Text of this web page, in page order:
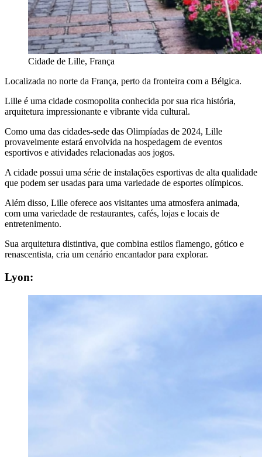
Cidade de Lille, França
Localizada no norte da França, perto da fronteira com a Bélgica.
Lille é uma cidade cosmopolita conhecida por sua rica história,
arquitetura impressionante e vibrante vida cultural.
Como uma das cidades-sede das Olimpíadas de 2024, Lille
provavelmente estará envolvida na hospedagem de eventos
esportivos e atividades relacionadas aos jogos.
A cidade possui uma série de instalações esportivas de alta qualidade
que podem ser usadas para uma variedade de esportes olímpicos.
Além disso, Lille oferece aos visitantes uma atmosfera animada,
com uma variedade de restaurantes, cafés, lojas e locais de
entretenimento.
Sua arquitetura distintiva, que combina estilos flamengo, gótico e
renascentista, cria um cenário encantador para explorar.
Lyon: